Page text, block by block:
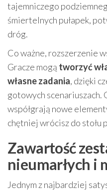
tajemniczego
śmiertelnych pułapek,
dróg.
Co ważne, rozszerzenie
Gracze mogą tworzyć
własne zadania, dzięki
gotowych scenariuszach.
współgrają nowe
chętniej wrócisz do stołu
Zawartość
nieumarłych i
Jednym z najbardziej